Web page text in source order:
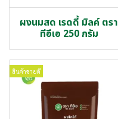
ผงนมสด เรดดี้ มิลค์ ตรา
ทีอีเอ 250 กรัม
สินค้าขายดี